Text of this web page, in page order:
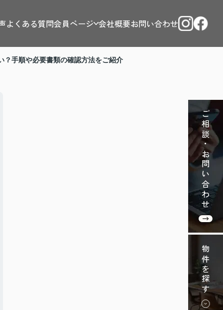
よくある質問会員ページ 会社概要お問い合わせ
ご相談・お問い合わせ
物件を探す
？手順や必要書類の確認方法をご紹介